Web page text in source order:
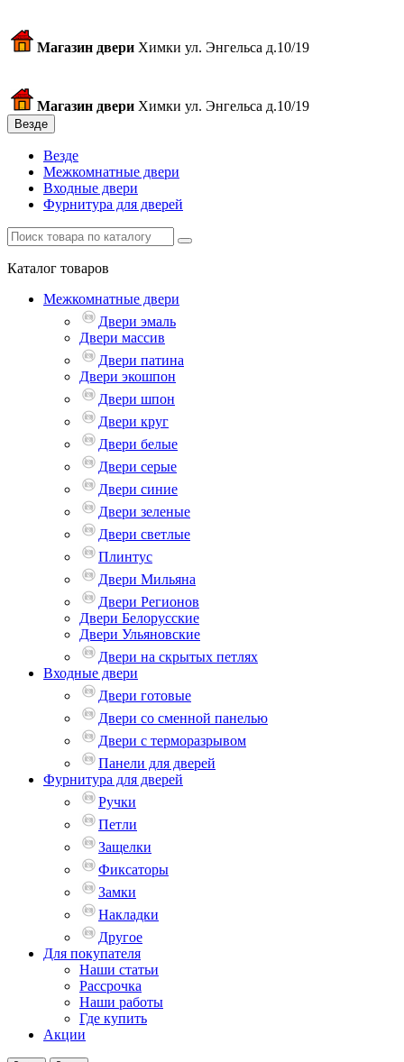
Магазин двери Химки ул. Энгельса д.10/19
Магазин двери Химки ул. Энгельса д.10/19
Везде
Везде
Межкомнатные двери
Входные двери
Фурнитура для дверей
Каталог товаров
Межкомнатные двери
Двери эмаль
Двери массив
Двери патина
Двери экошпон
Двери шпон
Двери круг
Двери белые
Двери серые
Двери синие
Двери зеленые
Двери светлые
Плинтус
Двери Мильяна
Двери Регионов
Двери Белорусские
Двери Ульяновские
Двери на скрытых петлях
Входные двери
Двери готовые
Двери со сменной панелью
Двери с терморазрывом
Панели для дверей
Фурнитура для дверей
Ручки
Петли
Защелки
Фиксаторы
Замки
Накладки
Другое
Для покупателя
Наши статьи
Рассрочка
Наши работы
Где купить
Акции